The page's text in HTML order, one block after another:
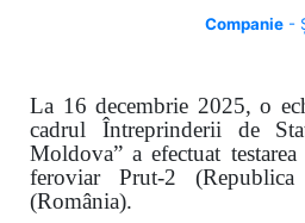
Companie-
La 16 decembrie 2025, o
cadrul Întreprinderii de
Moldova” a efectuat
feroviar Prut-2
(România).